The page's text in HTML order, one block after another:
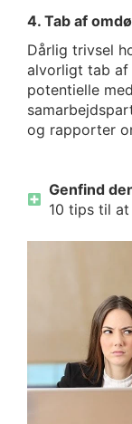
4. Tab af
Dårlig trivsel
alvorligt tab af
potentielle
og rapporter
Genfind
10 tips til